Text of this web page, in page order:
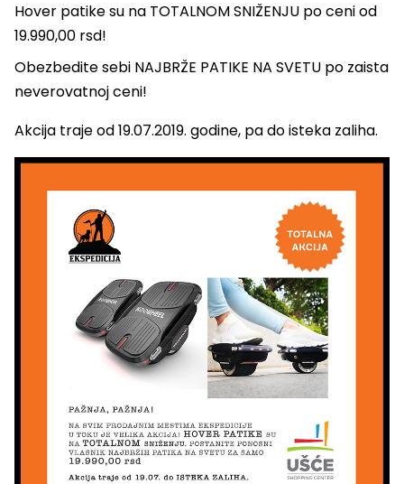
Hover patike su na TOTALNOM SNIŽENJU po ceni od
19.990,00 rsd!
Obezbedite sebi NAJBRŽE PATIKE NA SVETU po zaista
neverovatnoj ceni!
Akcija traje od 19.07.2019. godine, pa do isteka zaliha.